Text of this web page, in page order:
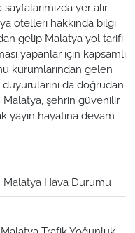
yer alır.
otelleri hakkında bilgi
gelip Malatya yol tarifi
yapanlar için kapsamlı
kurumlarından gelen
da doğrudan
Malatya, şehrin güvenilir
yayın hayatına devam
Malatya Hava Durumu